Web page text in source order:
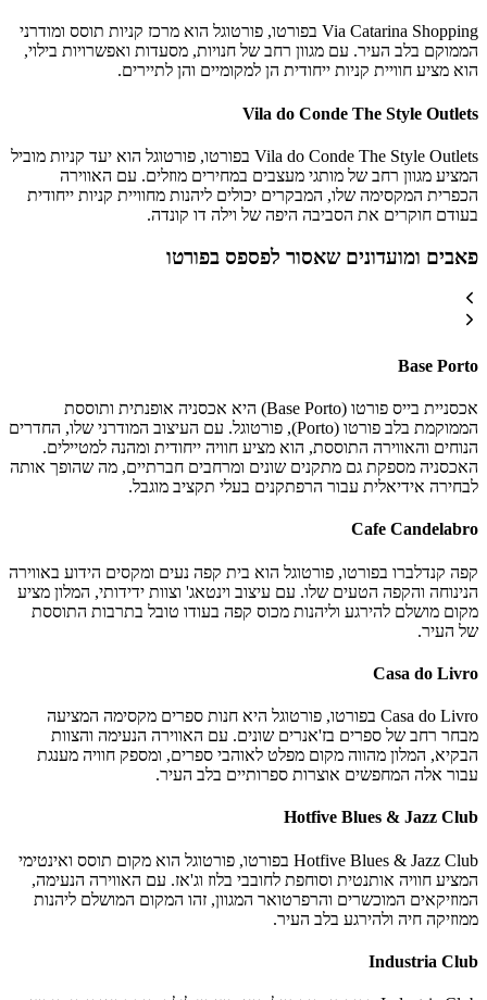
Via Catarina Shopping בפורטו, פורטוגל הוא מרכז קניות תוסס ומודרני
הממוקם בלב העיר. עם מגוון רחב של חנויות, מסעדות ואפשרויות בילוי,
הוא מציע חוויית קניות ייחודית הן למקומיים והן לתיירים.
Vila do Conde The Style Outlets
Vila do Conde The Style Outlets בפורטו, פורטוגל הוא יעד קניות מוביל
המציע מגוון רחב של מותגי מעצבים במחירים מוזלים. עם האווירה
הכפרית המקסימה שלו, המבקרים יכולים ליהנות מחוויית קניות ייחודית
בעודם חוקרים את הסביבה היפה של וילה דו קונדה.
פאבים ומועדונים שאסור לפספס בפורטו
Base Porto
אכסניית בייס פורטו (Base Porto) היא אכסניה אופנתית ותוססת
הממוקמת בלב פורטו (Porto), פורטוגל. עם העיצוב המודרני שלו, החדרים
הנוחים והאווירה התוססת, הוא מציע חוויה ייחודית ומהנה למטיילים.
האכסניה מספקת גם מתקנים שונים ומרחבים חברתיים, מה שהופך אותה
לבחירה אידיאלית עבור הרפתקנים בעלי תקציב מוגבל.
Cafe Candelabro
קפה קנדלברו בפורטו, פורטוגל הוא בית קפה נעים ומקסים הידוע באווירה
הנינוחה והקפה הטעים שלו. עם עיצוב וינטאג' וצוות ידידותי, המלון מציע
מקום מושלם להירגע וליהנות מכוס קפה בעודו טובל בתרבות התוססת
של העיר.
Casa do Livro
Casa do Livro בפורטו, פורטוגל היא חנות ספרים מקסימה המציעה
מבחר רחב של ספרים בז'אנרים שונים. עם האווירה הנעימה והצוות
הבקיא, המלון מהווה מקום מפלט לאוהבי ספרים, ומספק חוויה מענגת
עבור אלה המחפשים אוצרות ספרותיים בלב העיר.
Hotfive Blues & Jazz Club
Hotfive Blues & Jazz Club בפורטו, פורטוגל הוא מקום תוסס ואינטימי
המציע חוויה אותנטית וסוחפת לחובבי בלוז וג'אז. עם האווירה הנעימה,
המוזיקאים המוכשרים והרפרטואר המגוון, זהו המקום המושלם ליהנות
ממוזיקה חיה ולהירגע בלב העיר.
Industria Club